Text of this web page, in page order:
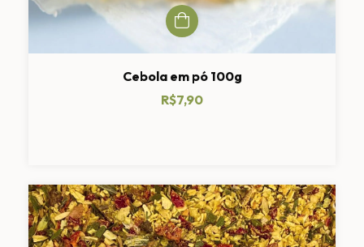
Cebola em pó 100g
R$7,90